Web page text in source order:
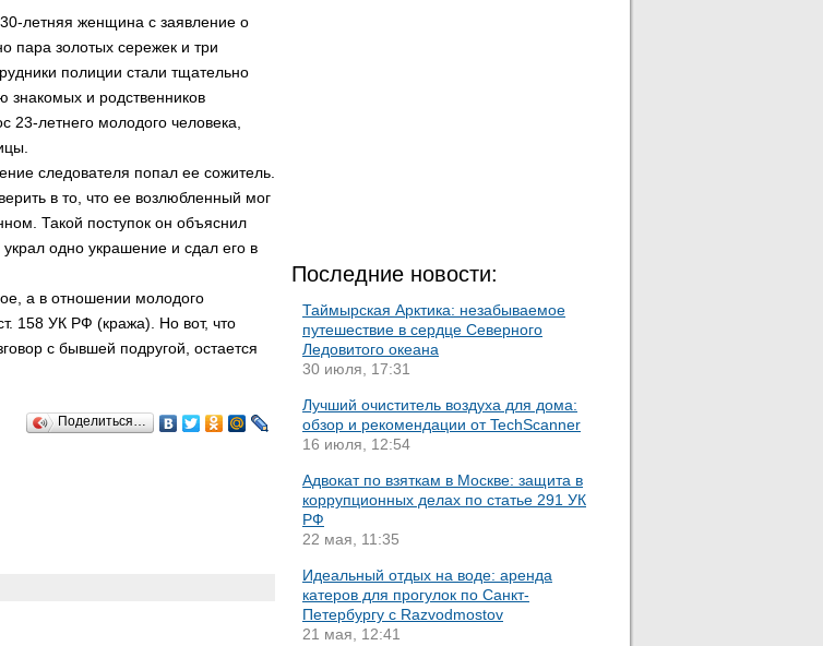
летняя женщина с заявление о
пара золотых сережек и три
полиции стали тщательно
знакомых и родственников
23-летнего молодого человека,
следователя попал ее сожитель.
в то, что ее возлюбленный мог
Такой поступок он объяснил
одно украшение и сдал его в
а в отношении молодого
158 УК РФ (кража). Но вот, что
с бывшей подругой, остается
Поделиться…
Последние новости:
Таймырская Арктика: незабываемое
путешествие в сердце Северного
Ледовитого океана
30 июля, 17:31
Лучший очиститель воздуха для дома:
обзор и рекомендации от TechScanner
16 июля, 12:54
Адвокат по взяткам в Москве: защита в
коррупционных делах по статье 291 УК
РФ
22 мая, 11:35
Идеальный отдых на воде: аренда
катеров для прогулок по Санкт-
Петербургу с Razvodmostov
21 мая, 12:41